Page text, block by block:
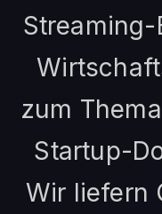
zum
Startup-
Wir liefern